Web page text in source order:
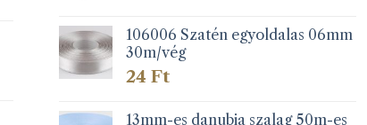
106006 Szatén egyoldalas 06mm
30m/vég
24Ft
13mm-es danubia szalag 50m-es